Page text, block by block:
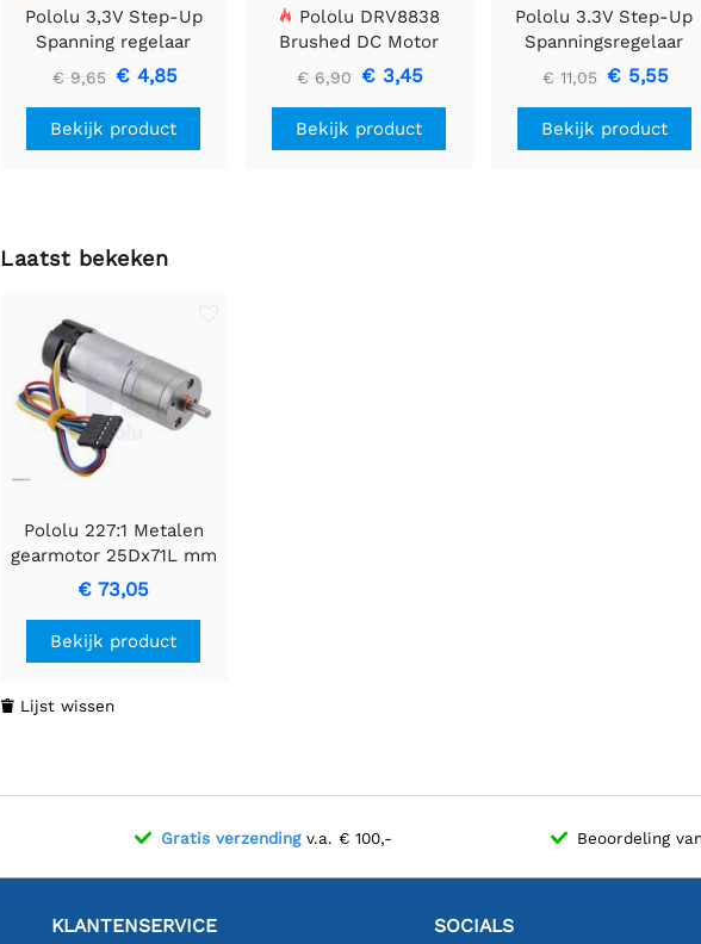
Pololu 3,3V Step-Up
Spanning regelaar
U1V10F3
€ 9,65 € 4,85
Bekijk product
Pololu DRV8838
Brushed DC Motor
Driver
€ 6,90 € 3,45
Bekijk product
Pololu 3.3V Step-Up
Spanningsregelaar
U1V11F3
€ 11,05 € 5,55
Bekijk product
Laatst bekeken
Pololu 227:1 Metalen
gearmotor 25Dx71L mm
MP 12V met 48 CPR
Encoder
€ 73,05
Bekijk product
 Lijst wissen
Gratis verzendingv.a. € 100,- Beoordeling
KLANTENSERVICE SOCIALS